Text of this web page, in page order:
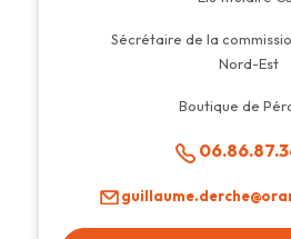
Sécrétaire de la
Nord-Est
Boutique de